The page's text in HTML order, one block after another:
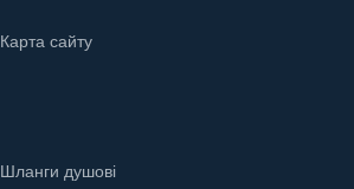
Карта сайту
Шланги душові